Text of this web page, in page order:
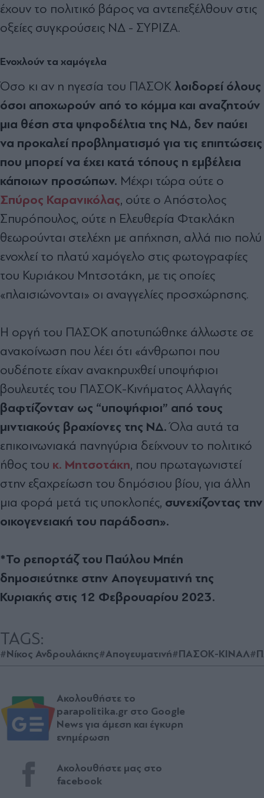
έχουν το πολιτικό βάρος να αντεπεξέλθουν στις
οξείες συγκρούσεις ΝΔ - ΣΥΡΙΖΑ.
Ενοχλούν τα χαμόγελα
Όσο κι αν η ηγεσία του ΠΑΣΟΚ λοιδορεί όλους
όσοι αποχωρούν από το κόμμα και αναζητούν
μια θέση στα ψηφοδέλτια της ΝΔ, δεν παύει
να προκαλεί προβληματισμό για τις επιπτώσεις
που μπορεί να έχει κατά τόπους η εμβέλεια
κάποιων προσώπων. Μέχρι τώρα ούτε ο
Σπύρος Καρανικόλας, ούτε ο Απόστολος
Σπυρόπουλος, ούτε η Ελευθερία Φτακλάκη
θεωρούνται στελέχη με απήχηση, αλλά πιο πολύ
ενοχλεί το πλατύ χαμόγελο στις φωτογραφίες
του Κυριάκου Μητσοτάκη, με τις οποίες
«πλαισιώνονται» οι αναγγελίες προσχώρησης.
Η οργή του ΠΑΣΟΚ αποτυπώθηκε άλλωστε σε
ανακοίνωση που λέει ότι «άνθρωποι που
ουδέποτε είχαν ανακηρυχθεί υποψήφιοι
βουλευτές του ΠΑΣΟΚ-Κινήματος Αλλαγής
βαφτίζονταν ως “υποψήφιοι” από τους
μιντιακούς βραχίονες της ΝΔ.Όλα αυτά τα
επικοινωνιακά πανηγύρια δείχνουν το πολιτικό
ήθος του κ. Μητσοτάκη, που πρωταγωνιστεί
στην εξαχρείωση του δημόσιου βίου, για άλλη
μια φορά μετά τις υποκλοπές, συνεχίζοντας την
οικογενειακή του παράδοση».
*Το ρεπορτάζ του Παύλου Μπέη
δημοσιεύτηκε στην Απογευματινή της
Κυριακής στις 12 Φεβρουαρίου 2023.
TAGS:
#Νίκος Ανδρουλάκης#Απογευματινή#ΠΑΣΟΚ-ΚΙΝΑΛ
Ακολουθήστε το
parapolitika.gr στο Google
News για άμεση και έγκυρη
ενημέρωση
Ακολουθήστε μας στο
facebook